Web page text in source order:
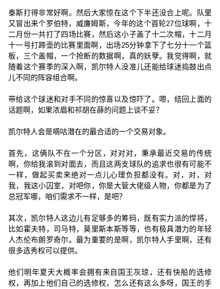
泰斯打得非常好啊。然后大家惊在这个下半还没合上呢。队里
又冒出来个罗伯特，威廉姆斯，今年的这个首轮27位球啊，十
二月份一共打了四场比赛，然后这小子盖了十二次帽，十二月
十一号打蹄壶的比赛里面啊，出场25分钟拿下了七分十一个篮
板，三个盖帽，一个抢断的数据啊，真的妖孽。我觉得啊，就
随着这个赛季的深入啊，凯尔特人没准儿还能给球迷捣鼓出点
儿不同的阵容组合啊。
带给这个球迷和对手不同的惊喜以及惊吓了。嗯，结回上面的
话题啊，如果浓眉和祁胡在薛的问题上谈不妥？
凯尔特人会是嘀咕潜在的最合适的一个交易对象。
首先，这俩队不在一个分区，对对对，秉承最近交易的传统
啊，你给我滚到对面去，而且这两支球队的追求也很有可能不
一样，做起买卖来绝对一点儿心理负担都没有。对，对，对
我，我这小囚室，对吧你，你是大管大佬级人物，你都是为了
总冠军哪，咱们需求不一样，是吧？
其次，凯尔特人这边儿有足够多的筹码，既有实力派的悍将，
比如霍夫特，司马特，莫里斯本斯等等，也有极具潜力的年轻
人杰伦布朗罗奇尔。最为重要的是啊，凯尔特人手里啊，还有
很多选秀权可以提供。
他们明年夏天大概率会拥有来自国王灰琼，还有快船的选修
权，再加上他们自己的选修权，怎么还有这么多呀，国王的手